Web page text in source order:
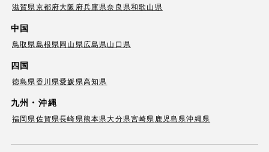
滋賀県京都府大阪府兵庫県奈良県和歌山県
中国
鳥取県島根県岡山県広島県山口県
四国
徳島県香川県愛媛県高知県
九州・沖縄
福岡県佐賀県長崎県熊本県大分県宮崎県 鹿児島県沖縄県